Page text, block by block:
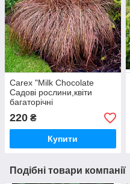
Carex "Milk Chocolate
Садові рослини,квіти
багаторічні
,розсада,саджанці ,трави
220 ₴
Купити
Подібні товари компанії